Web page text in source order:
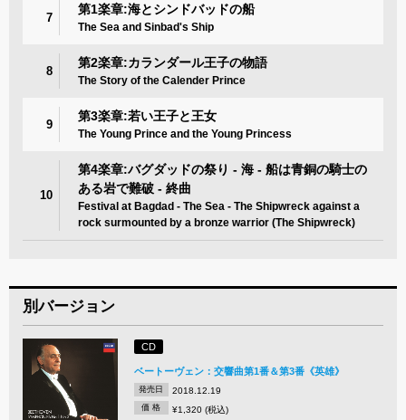
7
第1楽章:海とシンドバッドの船
The Sea and Sinbad's Ship
8
第2楽章:カランダール王子の物語
The Story of the Calender Prince
9
第3楽章:若い王子と王女
The Young Prince and the Young Princess
10
第4楽章:バグダッドの祭り - 海 - 船は青銅の騎士の
ある岩で難破 - 終曲
Festival at Bagdad - The Sea - The Shipwreck against a
rock surmounted by a bronze warrior (The Shipwreck)
別バージョン
CD
ベートーヴェン：交響曲第1番＆第3番《英雄》
発売日 2018.12.19
価 格 ¥1,320 (税込)